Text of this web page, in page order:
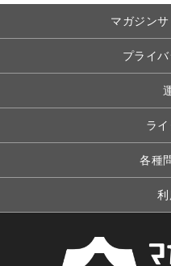
マガジン
プライ
ラ
各種